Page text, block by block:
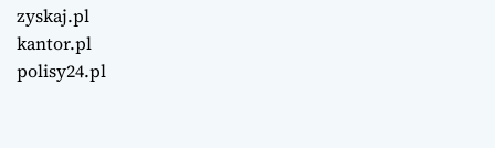
zyskaj.pl
kantor.pl
polisy24.pl